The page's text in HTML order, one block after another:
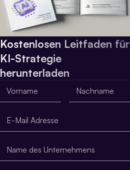
Kostenlosen Leitfaden für
KI-Strategie
herunterladen